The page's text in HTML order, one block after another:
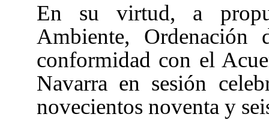
En su virtud, a
Ambiente,
conformidad con el
Navarra en sesión
novecientos noventa y